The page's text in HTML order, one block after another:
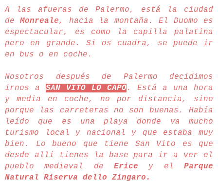
A las afueras de Palermo, está la ciudad
deMonreale, hacia la montaña. El Duomo es
espectacular, es como la capilla palatina
pero en grande. Si os cuadra, se puede ir
en bus o en coche.
Nosotros después de Palermo decidimos
irnos a SAN VITO LO CAPO. Está a una hora
y media en coche, no por distancia, sino
porque las carreteras no son buenas. Había
leído que es una playa donde va mucho
turismo local y nacional y que estaba muy
bien. Lo bueno que tiene San Vito es que
desde allí tienes la base para ir a ver el
pueblo medieval de Erice y el Parque
Natural Riserva dello Zingaro.